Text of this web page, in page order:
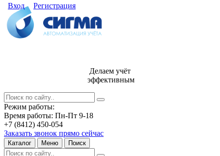
Вход Регистрация
Делаем учёт
эффективным
Режим работы:
Время работы: Пн-Пт 9-18
+7 (8412) 450-054
Заказать звонок прямо сейчас
Каталог Меню Поиск